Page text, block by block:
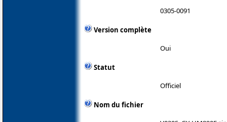
0305-0091
Version complète
Oui
Statut
Officiel
Nom du fichier